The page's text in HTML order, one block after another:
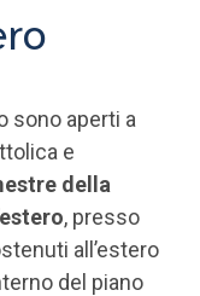
sono aperti a
e
della
, presso
all’estero
del piano